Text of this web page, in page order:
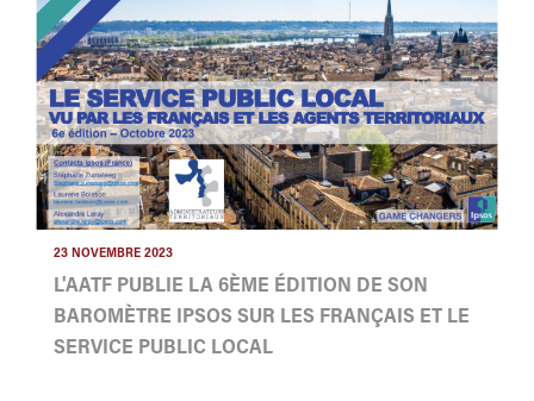
23 NOVEMBRE 2023
L'AATF PUBLIE LA 6ÈME ÉDITION DE SON
BAROMÈTRE IPSOS SUR LES FRANÇAIS ET LE
SERVICE PUBLIC LOCAL